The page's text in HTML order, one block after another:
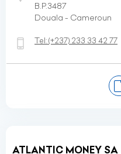
B.P.3487
Douala - Cameroun
Tel:(+237) 233 33 42 77
ATLANTIC MONEY SA